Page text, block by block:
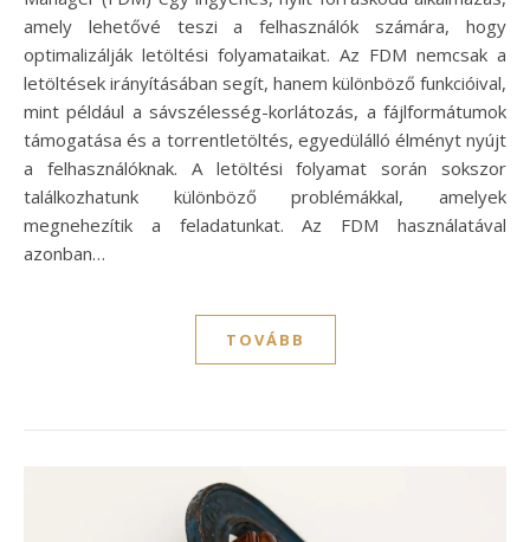
amely lehetővé teszi a felhasználók számára, hogy
optimalizálják letöltési folyamataikat. Az FDM nemcsak a
letöltések irányításában segít, hanem különböző funkcióival,
mint például a sávszélesség-korlátozás, a fájlformátumok
támogatása és a torrentletöltés, egyedülálló élményt nyújt
a felhasználóknak. A letöltési folyamat során sokszor
találkozhatunk különböző problémákkal, amelyek
megnehezítik a feladatunkat. Az FDM használatával
azonban…
TOVÁBB